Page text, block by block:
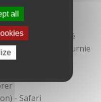
all
contenus ont été
de référence fournie
- Safari